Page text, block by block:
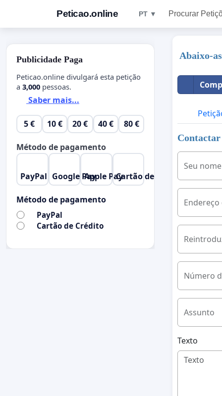
Peticao.online PT ▼ Procurar
Abaixo-
Seu nome
Endereço
Número
Assunto
Texto
Publicidade Paga
Peticao.online divulgará esta petição
a 3,000 pessoas.
Saber mais...
5 € 10 € 20 € 40 € 80 €
Método de pagamento
PayPal Google PayApple PayCartão de Crédito
Método de pagamento
PayPal
Cartão de Crédito